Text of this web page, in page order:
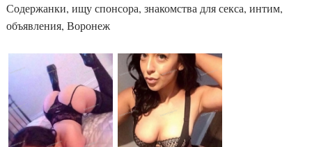
Содержанки, ищу спонсора, знакомства для секса, интим,
объявления, Воронеж